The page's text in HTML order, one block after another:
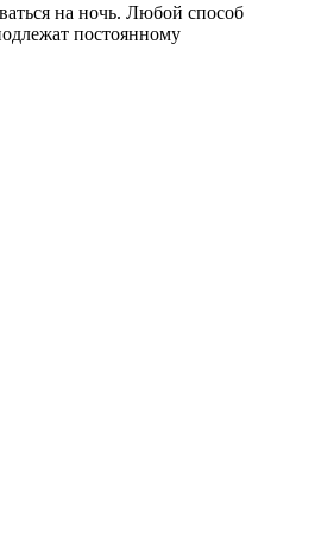
на ночь. Любой способ
постоянному